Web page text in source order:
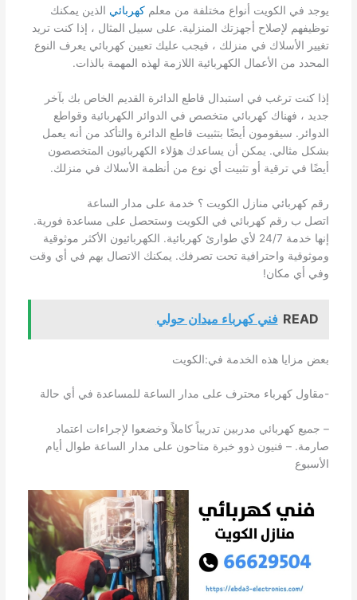
يوجد في الكويت أنواع مختلفة من معلم كهربائي الذين يمكنك
توظيفهم لإصلاح أجهزتك المنزلية. على سبيل المثال ، إذا كنت تريد
تغيير الأسلاك في منزلك ، فيجب عليك تعيين كهربائي يعرف النوع
المحدد من الأعمال الكهربائية اللازمة لهذه المهمة بالذات.
إذا كنت ترغب في استبدال قاطع الدائرة القديم الخاص بك بآخر
جديد ، فهناك كهربائي متخصص في الدوائر الكهربائية وقواطع
الدوائر. سيقومون أيضًا بتثبيت قاطع الدائرة والتأكد من أنه يعمل
بشكل مثالي. يمكن أن يساعدك هؤلاء الكهربائيون المتخصصون
أيضًا في ترقية أو تثبيت أي نوع من أنظمة الأسلاك في منزلك.
رقم كهربائي منازل الكويت ؟ خدمة على مدار الساعة
اتصل ب رقم كهربائي في الكويت وستحصل على مساعدة فورية.
إنها خدمة 24/7 لأي طوارئ كهربائية. الكهربائيون الأكثر موثوقية
وموثوقية واحترافية تحت تصرفك. يمكنك الاتصال بهم في أي وقت
وفي أي مكان!
READ فني كهرباء ميدان حولي
بعض مزايا هذه الخدمة في:الكويت
-مقاول كهرباء محترف على مدار الساعة للمساعدة في أي حالة
– جميع كهربائي مدربين تدريباً كاملاً وخضعوا لإجراءات اعتماد
صارمة. – فنيون ذوو خبرة متاحون على مدار الساعة طوال أيام
الأسبوع